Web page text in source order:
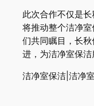
此次合作不仅是
将推动整个洁净
们共同瞩目，长
进，为洁净室保洁
洁净室保洁|洁净